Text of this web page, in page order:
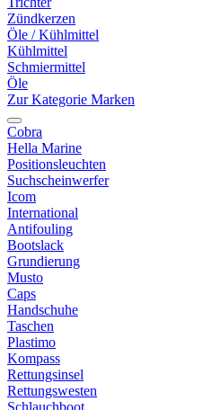
Zündkerzen
Öle / Kühlmittel
Kühlmittel
Schmiermittel
Öle
Zur Kategorie Marken
Cobra
Hella Marine
Positionsleuchten
Suchscheinwerfer
Icom
International
Antifouling
Bootslack
Grundierung
Musto
Caps
Handschuhe
Taschen
Plastimo
Kompass
Rettungsinsel
Rettungswesten
Schlauchboot